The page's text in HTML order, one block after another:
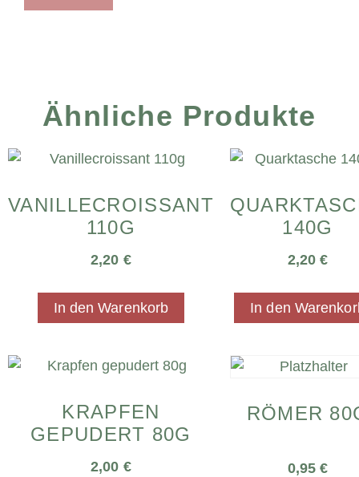
Ähnliche Produkte
VANILLECROISSANT
110G
2,20 €
In den Warenkorb
140G
2,20€
In den
KRAPFEN
GEPUDERT 80G
2,00 €
RÖMER
0,95€